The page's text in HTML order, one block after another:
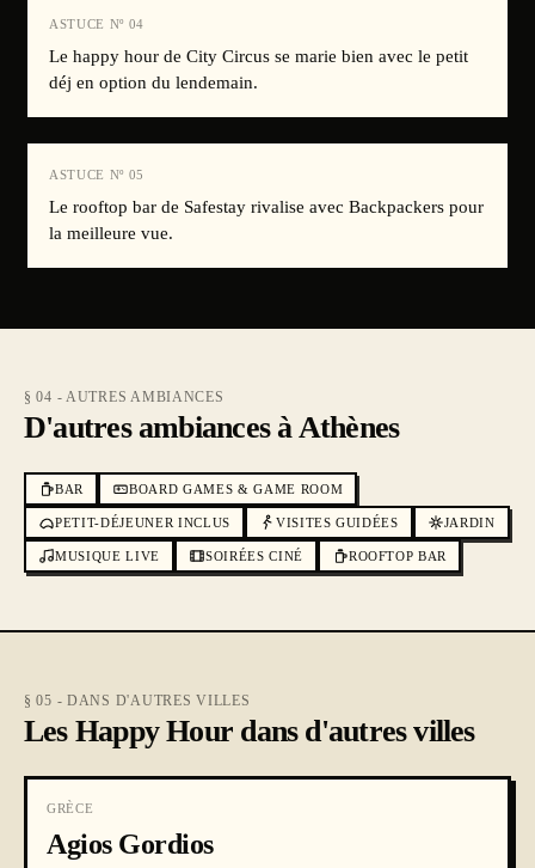
ASTUCE Nº 04
Le happy hour de City Circus se marie bien avec le petit
déj en option du lendemain.
ASTUCE Nº 05
Le rooftop bar de Safestay rivalise avec Backpackers pour
la meilleure vue.
§ 04 - AUTRES AMBIANCES
D'autres ambiances à Athènes
BAR BOARD GAMES & GAME ROOM
PETIT-DÉJEUNER INCLUS VISITES GUIDÉES JARDIN
MUSIQUE LIVE SOIRÉES CINÉ ROOFTOP BAR
§ 05 - DANS D'AUTRES VILLES
Les Happy Hour dans d'autres villes
GRÈCE
Agios Gordios